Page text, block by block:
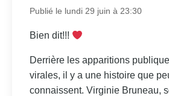
Publié le lundi 29 juin à 23:30
Bien dit!!!
Derrière les apparitions
virales, il y a une histoire que
connaissent. Virginie Bruneau,